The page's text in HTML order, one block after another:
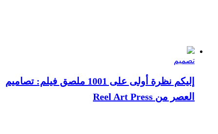
تصميم
إليكم نظرة أولى على 1001 ملصق فيلم: تصاميم
العصر من Reel Art Press